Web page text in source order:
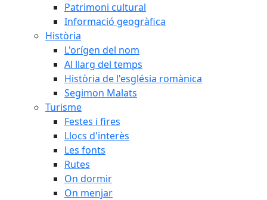
Patrimoni cultural
Informació geogràfica
Història
L'orígen del nom
Al llarg del temps
Història de l'església romànica
Segimon Malats
Turisme
Festes i fires
Llocs d'interès
Les fonts
Rutes
On dormir
On menjar